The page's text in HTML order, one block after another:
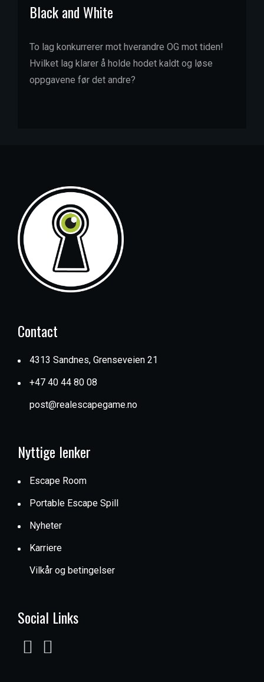
Black and White
To lag konkurrerer mot hverandre OG mot tiden!
Hvilket lag klarer å holde hodet kaldt og løse
oppgavene før det andre?
Contact
4313 Sandnes, Grenseveien 21
+47 40 44 80 08
post@realescapegame.no
Nyttige lenker
Escape Room
Portable Escape Spill
Nyheter
Karriere
Vilkår og betingelser
Social Links